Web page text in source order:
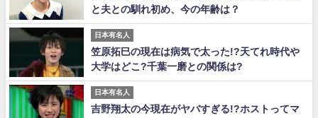
と夫との馴れ初め、今の年齢は？
日本有名人
笠原拓巳の現在は病気で太った!?天てれ時代や
大学はどこ?千葉一磨との関係は?
日本有名人
吉野翔太の今現在がヤバすぎる!?ホストってマ